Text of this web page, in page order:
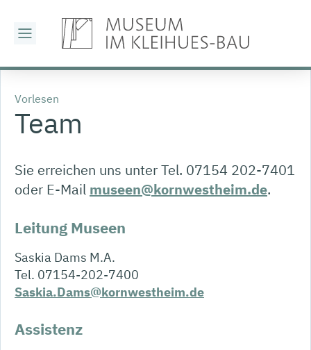
Vorlesen
Team
Sie erreichen uns unter Tel. 07154 202-7401
oder E-Mail museen@kornwestheim.de.
Leitung Museen
Saskia Dams M.A.
Tel. 07154-202-7400
Saskia.Dams@kornwestheim.de
Assistenz